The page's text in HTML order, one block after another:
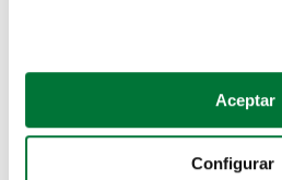
Si lo permite, también
Recopilar información sobre
Aceptar
Configurar
Coches de segunda mano
Coches de km0